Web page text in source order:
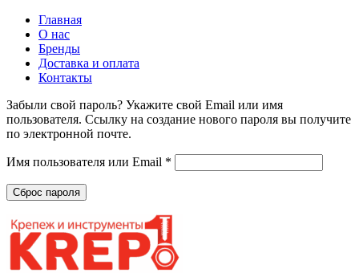
Главная
О нас
Бренды
Доставка и оплата
Контакты
Забыли свой пароль? Укажите свой Email или имя
пользователя. Ссылку на создание нового пароля вы получите
по электронной почте.
Имя пользователя или Email *
Сброс пароля